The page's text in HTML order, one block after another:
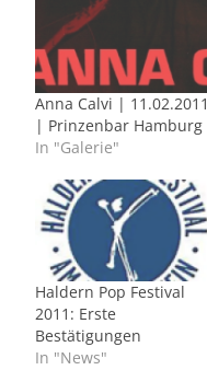
Anna Calvi | 11.02.2011
| Prinzenbar Hamburg
In "Galerie"
Haldern Pop Festival
2011: Erste
Bestätigungen
In "News"